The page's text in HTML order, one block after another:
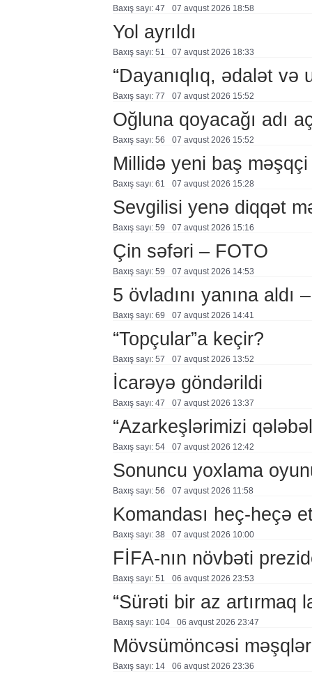
Baxış sayı: 47 07 avqust 2026 18:58
Yol ayrıldı
Baxış sayı: 51 07 avqust 2026 18:33
“Dayanıqlıq, ədalət
Baxış sayı: 77 07 avqust 2026 15:52
Oğluna qoyacağı adı
Baxış sayı: 56 07 avqust 2026 15:52
Millidə yeni baş məşqçi
Baxış sayı: 61 07 avqust 2026 15:28
Sevgilisi yenə diqqət
Baxış sayı: 59 07 avqust 2026 15:16
Çin səfəri – FOTO
Baxış sayı: 59 07 avqust 2026 14:53
5 övladını yanına aldı
Baxış sayı: 69 07 avqust 2026 14:41
“Topçular”a keçir?
Baxış sayı: 57 07 avqust 2026 13:52
İcarəyə göndərildi
Baxış sayı: 47 07 avqust 2026 13:37
“Azarkeşlərimizi
Baxış sayı: 54 07 avqust 2026 12:42
Sonuncu yoxlama
Baxış sayı: 56 07 avqust 2026 11:58
Komandası heç-heçə
Baxış sayı: 38 07 avqust 2026 10:00
FİFA-nın növbəti
Baxış sayı: 51 06 avqust 2026 23:53
“Sürəti bir az artırmaq
Baxış sayı: 104 06 avqust 2026 23:47
Mövsümöncəsi
Baxış sayı: 14 06 avqust 2026 23:36